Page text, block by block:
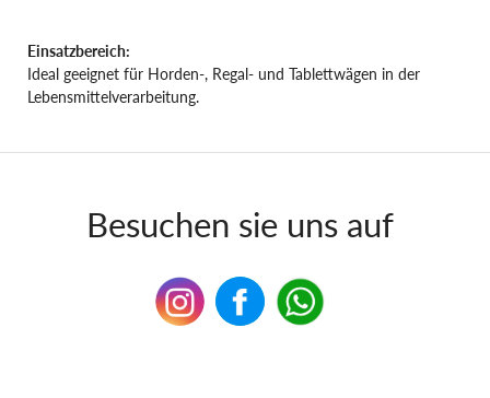
Einsatzbereich:
Ideal geeignet für Horden-, Regal- und Tablettwägen in der
Lebensmittelverarbeitung.
Besuchen sie uns auf